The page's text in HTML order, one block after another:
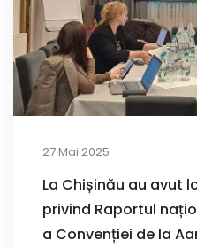
27 Mai 2025
La Chișinău au avut
privind Raportul
a Convenției de la